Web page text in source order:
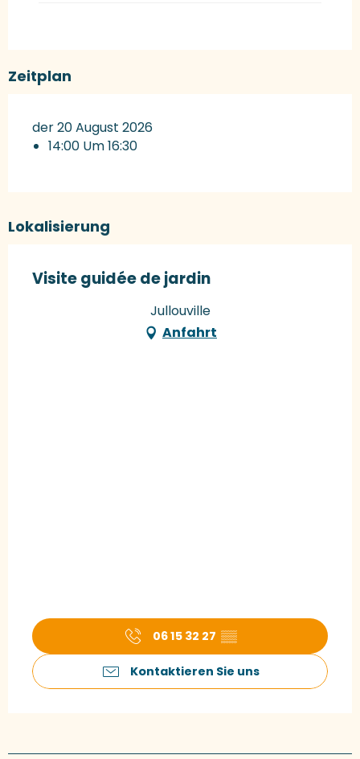
Zeitplan
der 20 August 2026
14:00 Um 16:30
Lokalisierung
Visite guidée de jardin
Jullouville
Anfahrt
06 15 32 27 ▒▒
Kontaktieren Sie uns